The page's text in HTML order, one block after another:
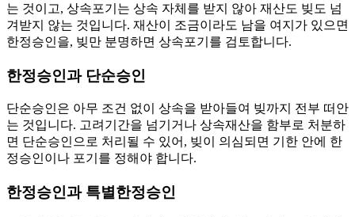
는 것이고, 상속포기는 상속 자체를 받지 않아 재산도 빚도 넘
겨받지 않는 것입니다. 재산이 조금이라도 남을 여지가 있으면
한정승인을, 빚만 분명하면 상속포기를 검토합니다.
한정승인과 단순승인
단순승인은 아무 조건 없이 상속을 받아들여 빚까지 전부 떠안
는 것입니다. 고려기간을 넘기거나 상속재산을 함부로 처분하
면 단순승인으로 처리될 수 있어, 빚이 의심되면 기한 안에 한
정승인이나 포기를 정해야 합니다.
한정승인과 특별한정승인